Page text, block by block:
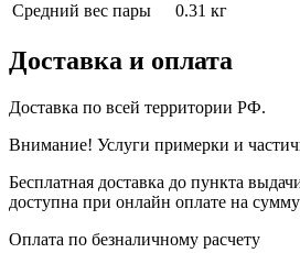
Средний вес пары
0.31 кг
Доставка и оплата
Доставка по всей территории РФ.
Внимание! Услуги примерки и
Бесплатная доставка до пункта
доступна при онлайн оплате на
Оплата по безналичному расчету